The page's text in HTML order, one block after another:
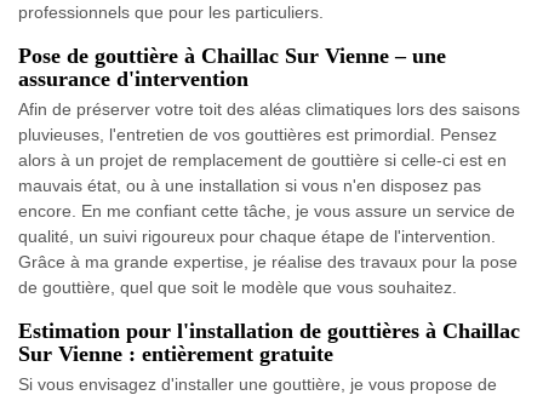
professionnels que pour les particuliers.
Pose de gouttière à Chaillac Sur Vienne – une
assurance d'intervention
Afin de préserver votre toit des aléas climatiques lors des saisons
pluvieuses, l'entretien de vos gouttières est primordial. Pensez
alors à un projet de remplacement de gouttière si celle-ci est en
mauvais état, ou à une installation si vous n'en disposez pas
encore. En me confiant cette tâche, je vous assure un service de
qualité, un suivi rigoureux pour chaque étape de l'intervention.
Grâce à ma grande expertise, je réalise des travaux pour la pose
de gouttière, quel que soit le modèle que vous souhaitez.
Estimation pour l'installation de gouttières à Chaillac
Sur Vienne : entièrement gratuite
Si vous envisagez d'installer une gouttière, je vous propose de